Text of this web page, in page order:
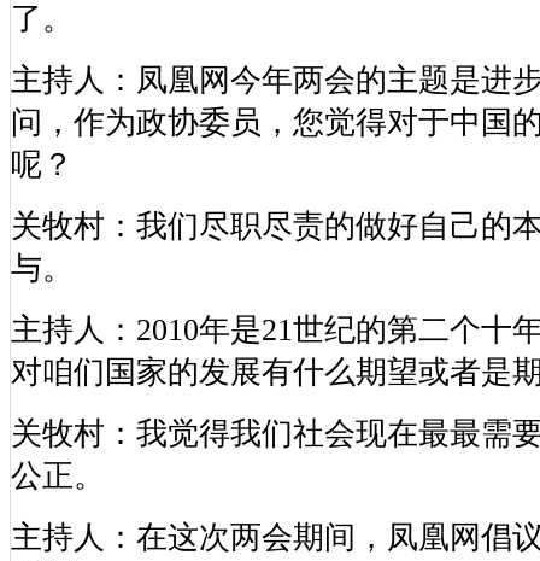
了。
主持人：凤凰网今年两会的主题是进
问，作为政协委员，您觉得对于中国
呢？
关牧村：我们尽职尽责的做好自己的
与。
主持人：2010年是21世纪的第二个十
对咱们国家的发展有什么期望或者是
关牧村：我觉得我们社会现在最最需
公正。
主持人：在这次两会期间，凤凰网倡